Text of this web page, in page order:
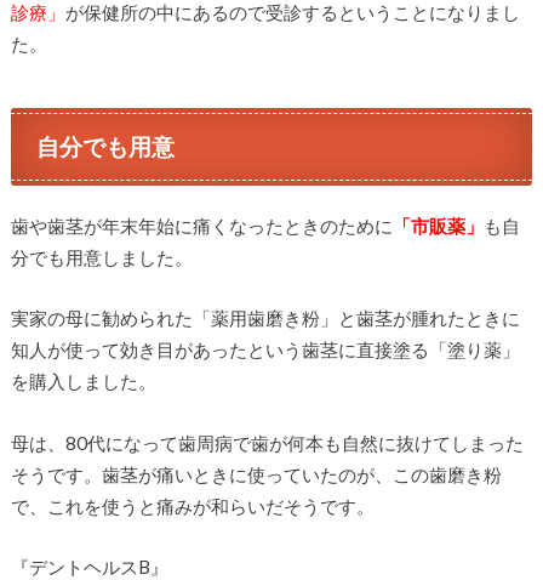
診療」 が保健所の中にあるので受診するということになりまし
た。
自分でも用意
歯や歯茎が年末年始に痛くなったときのために 「市販薬」
も自
分でも用意しました。
実家の母に勧められた「薬用歯磨き粉」と歯茎が腫れたときに
知人が使って効き目があったという歯茎に直接塗る「塗り薬」
を購入しました。
母は、80代になって歯周病で歯が何本も自然に抜けてしまった
そうです。歯茎が痛いときに使っていたのが、この歯磨き粉
で、これを使うと痛みが和らいだそうです。
『デントヘルスB』